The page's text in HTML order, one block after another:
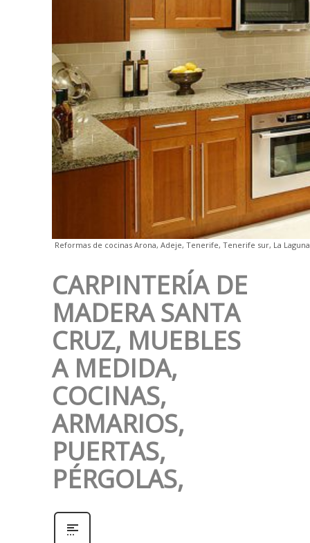
Reformas de cocinas Arona, Adeje, Tenerife, Tenerife sur, La
CARPINTERÍA DE
MADERA SANTA
CRUZ, MUEBLES
A MEDIDA,
COCINAS,
ARMARIOS,
PUERTAS,
PÉRGOLAS,